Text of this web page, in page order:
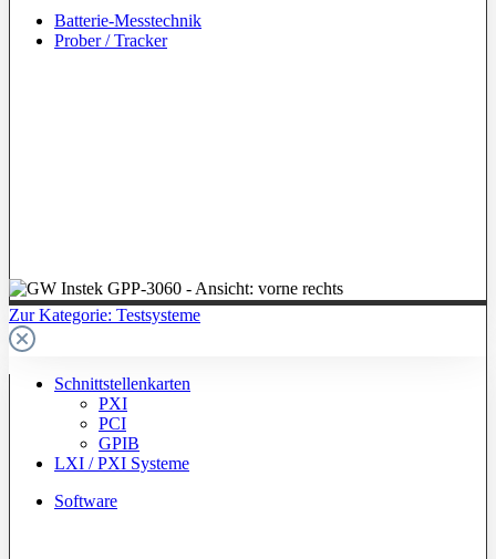
Batterie-Messtechnik
Prober / Tracker
Zur Kategorie: Testsysteme
Schnittstellenkarten
PXI
PCI
GPIB
LXI / PXI Systeme
Software